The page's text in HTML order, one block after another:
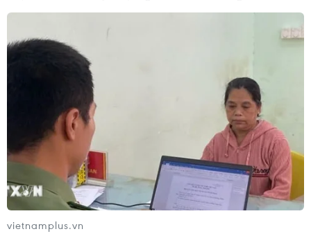
Chứng khoán nhuộm màu xanh, chỉ số
VN-Index tăng gần 4 điểm
26/06/2017 10:29
Thị trường chứng khoán chào tuần mới trong sắc xanh
vietnamplus.vn